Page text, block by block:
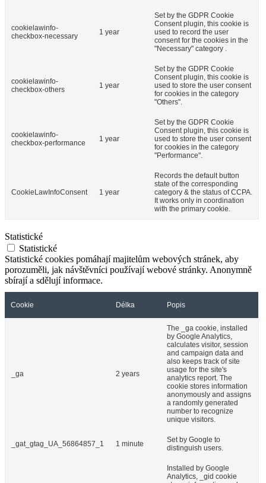
cookielawinfo-
checkbox-necessary
1 year
Set by the GDPR Cookie
Consent plugin, this cookie is
used to record the user
consent for the cookies in the
"Necessary" category .
cookielawinfo-
checkbox-others
1 year
Set by the GDPR Cookie
Consent plugin, this cookie is
used to store the user consent
for cookies in the category
"Others".
cookielawinfo-
checkbox-performance
1 year
Set by the GDPR Cookie
Consent plugin, this cookie is
used to store the user consent
for cookies in the category
"Performance".
CookieLawInfoConsent 1 year
Records the default button
state of the corresponding
category & the status of CCPA.
It works only in coordination
with the primary cookie.
Statistické
Statistické
Statistické cookies pomáhají majitelům webových stránek, aby
porozuměli, jak návštěvníci používají webové stránky. Anonymně
sbírají a sdělují informace.
Cookie Délka Popis
_ga 2 years
The _ga cookie, installed
by Google Analytics,
calculates visitor, session
and campaign data and
also keeps track of site
usage for the site's
analytics report. The
cookie stores information
anonymously and assigns
a randomly generated
number to recognize
unique visitors.
_gat_gtag_UA_56864857_1 1 minute
Set by Google to
distinguish users.
Installed by Google
Analytics, _gid cookie